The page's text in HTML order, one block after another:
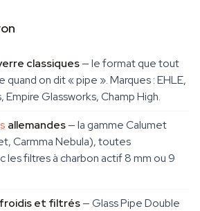
classiques— le format que tout
quand on dit « pipe ». Marques : EHLE,
Empire Glassworks, Champ High.
allemandes— la gamme Calumet
Carmma Nebula), toutes
les filtres à charbon actif 8 mm ou 9
et filtrés— Glass Pipe Double